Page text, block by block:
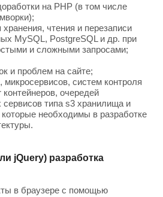
на PHP (в том числе
чтения и перезаписи
MySQL, PostgreSQL и др. при
и сложными запросами;
и проблем на сайте;
систем контроля
очередей
типа s3 хранилища и
которые необходимы в разработке
jQuery) разработка
в браузере с помощью